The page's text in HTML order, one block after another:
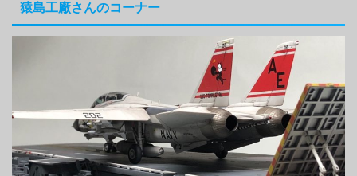
猿島工廠さんのコーナー